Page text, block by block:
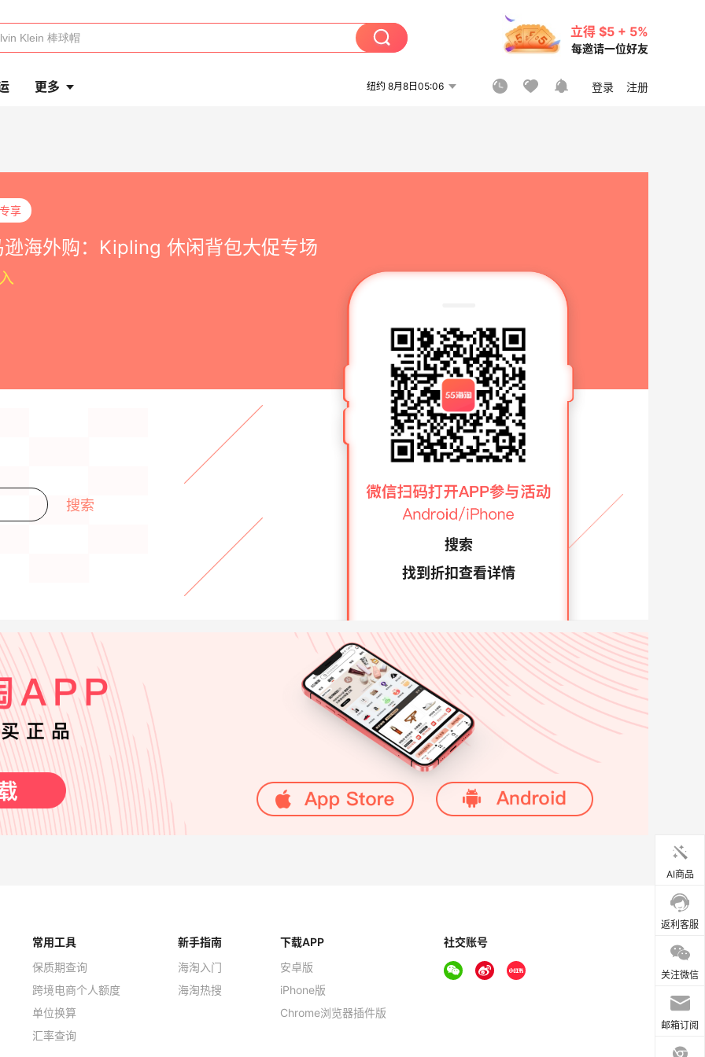
立得 $5 + 5%
每邀请一位好友
更多 纽约 8月8日05:06 登录 注册
享
逊海外购：Kipling 休闲背包大促专场
搜索
找到折扣查看详情
AI商品
返利客服
关注微信
邮箱订阅
常用工具
保质期查询
跨境电商个人额度
单位换算
汇率查询
新手指南
海淘入门
海淘热搜
下载APP
安卓版
iPhone版
Chrome浏览器插件版
社交账号